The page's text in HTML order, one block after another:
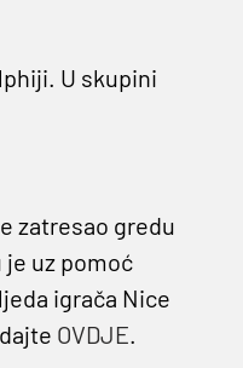
U skupini
zatresao gredu
uz pomoć
igrača Nice
OVDJE.